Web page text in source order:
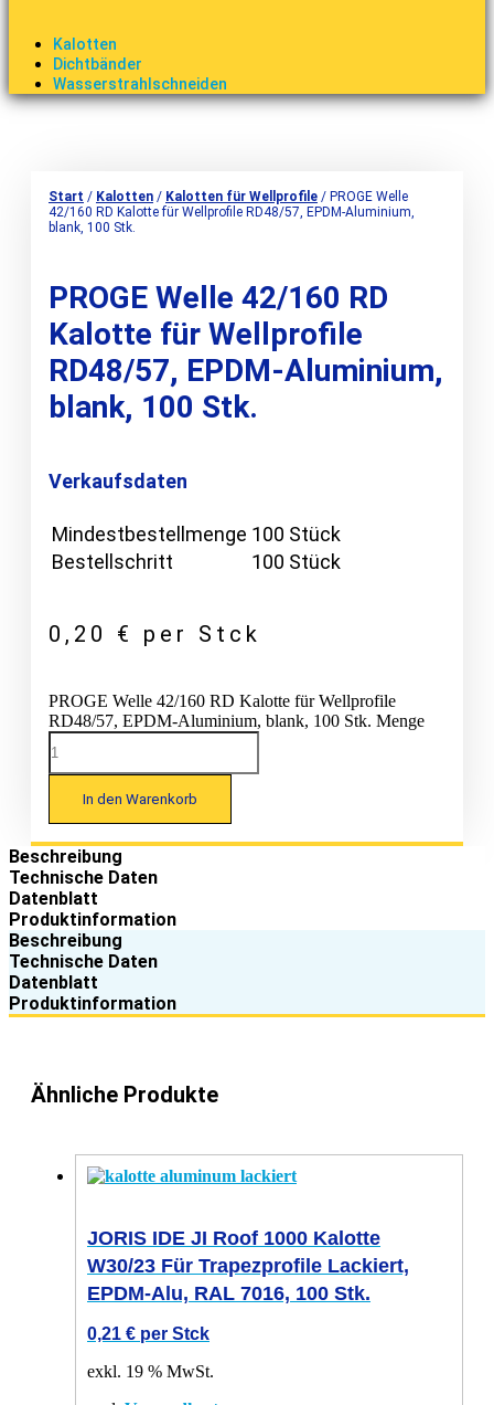
Kalotten
Dichtbänder
Wasserstrahlschneiden
Start / Kalotten / Kalotten für Wellprofile / PROGE Welle
42/160 RD Kalotte für Wellprofile RD48/57, EPDM-Aluminium,
blank, 100 Stk.
PROGE Welle 42/160 RD
Kalotte für Wellprofile
RD48/57, EPDM-Aluminium,
blank, 100 Stk.
Verkaufsdaten
Mindestbestellmenge 100 Stück
Bestellschritt
100 Stück
0,20 € per Stck
PROGE Welle 42/160 RD Kalotte für Wellprofile
RD48/57, EPDM-Aluminium, blank, 100 Stk. Menge
In den Warenkorb
Beschreibung
Technische Daten
Datenblatt
Produktinformation
Beschreibung
Technische Daten
Datenblatt
Produktinformation
Ähnliche Produkte
JORIS IDE JI Roof 1000 Kalotte
W30/23 Für Trapezprofile Lackiert,
EPDM-Alu, RAL 7016, 100 Stk.
0,21 € per Stck
exkl. 19 % MwSt.